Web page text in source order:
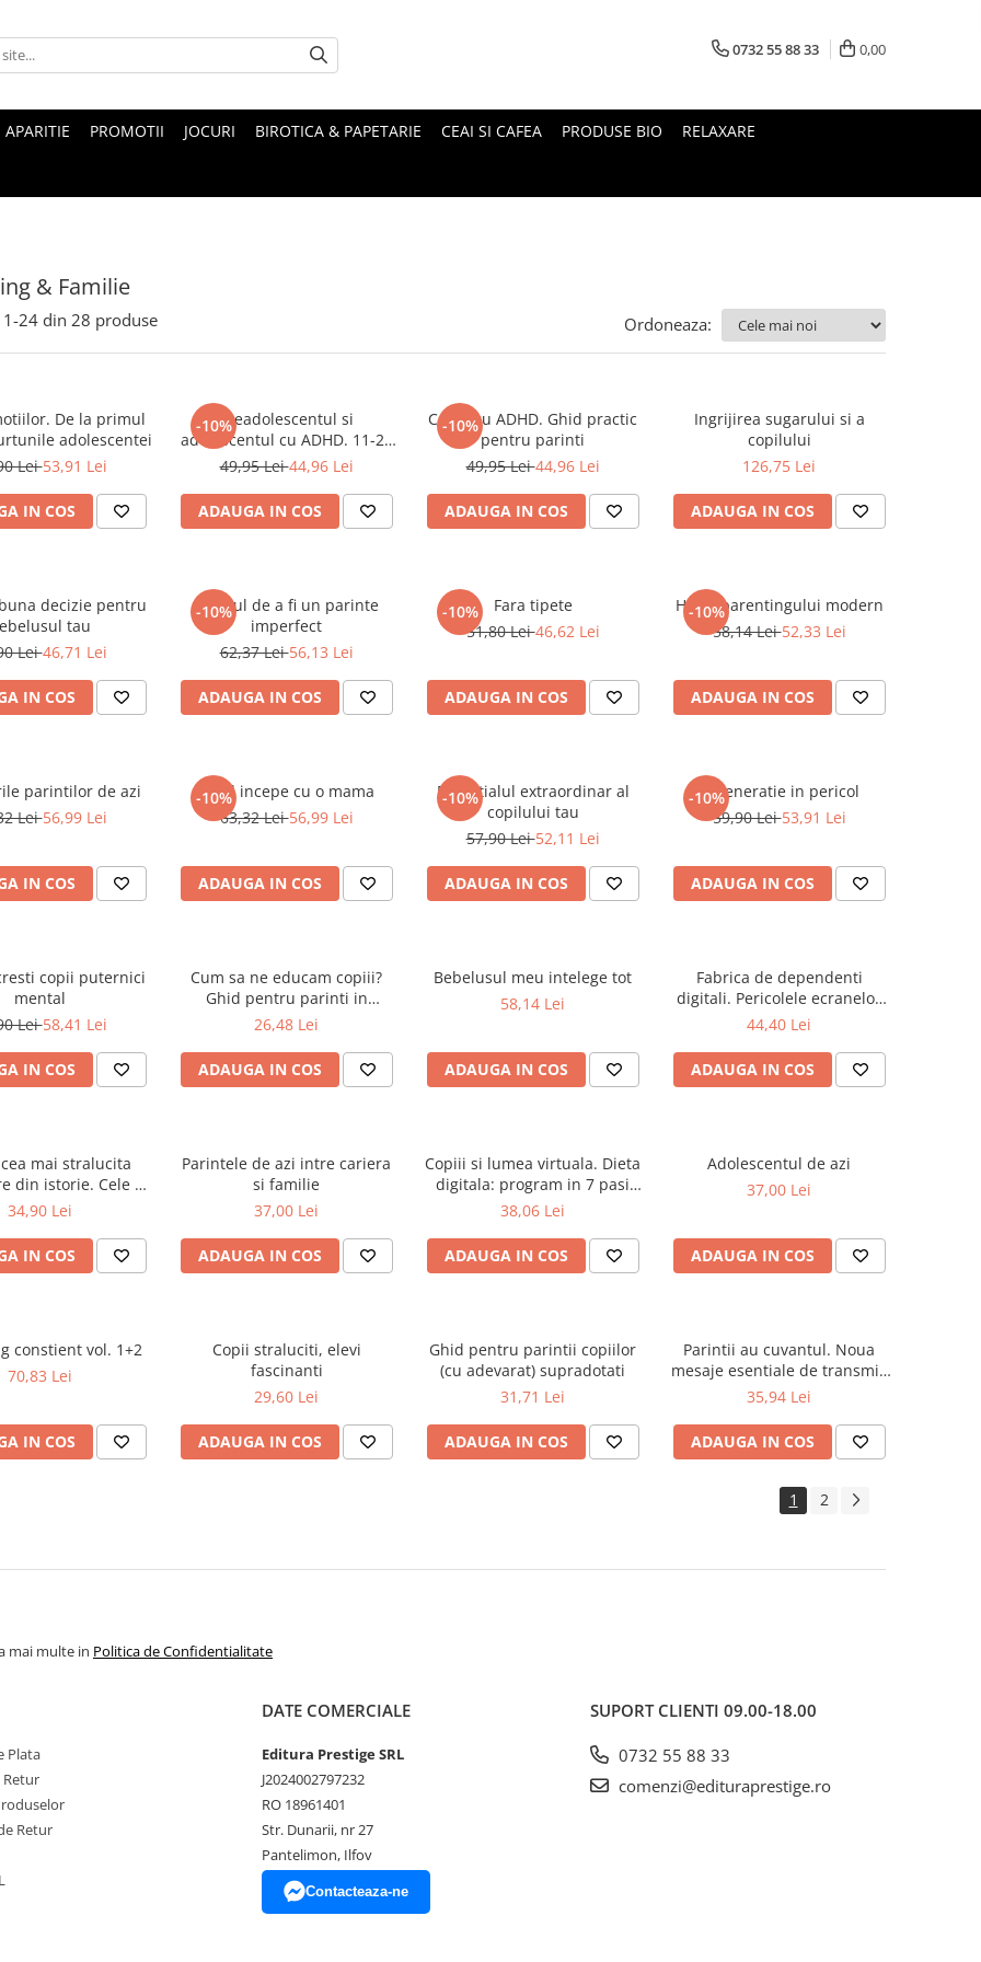
0732 55 88 33 0,00
PROMOTII JOCURI BIROTICA & PAPETARIE CEAI SI CAFEA PRODUSE BIO RELAXARE
& Familie
1-24 din 28 produse Ordoneaza:
De la primul
adolescentei
Lei53,91 Lei
IN COS
-10%Preadolescentul si
adolescentul cu ADHD. 11-25
ani: ghid practic pentru
49,95 Lei44,96 Lei
ADAUGA IN COS
-10%
Copiii cu ADHD. Ghid practic
pentru parinti
49,95 Lei44,96 Lei
ADAUGA IN COS
Ingrijirea sugarului si a
copilului
126,75 Lei
ADAUGA IN COS
decizie pentru
tau
Lei46,71 Lei
IN COS
-10%
Curajul de a fi un parinte
imperfect
62,37 Lei56,13 Lei
ADAUGA IN COS
-10%
Fara tipete
51,80 Lei46,62 Lei
ADAUGA IN COS
-10%
Harta parentingului modern
58,14 Lei52,33 Lei
ADAUGA IN COS
parintilor de azi
Lei56,99 Lei
IN COS
-10%
Totul incepe cu o mama
63,32 Lei56,99 Lei
ADAUGA IN COS
-10%
Potentialul extraordinar al
copilului tau
57,90 Lei52,11 Lei
ADAUGA IN COS
-10%
O generatie in pericol
59,90 Lei53,91 Lei
ADAUGA IN COS
copii puternici
mental
Lei58,41 Lei
IN COS
Cum sa ne educam copiii?
Ghid pentru parinti in
exercitiu
26,48 Lei
ADAUGA IN COS
Bebelusul meu intelege tot
58,14 Lei
ADAUGA IN COS
Fabrica de dependenti
digitali. Pericolele ecranelor
pentru copiii nostri
44,40 Lei
ADAUGA IN COS
mai stralucita
din istorie. Cele 10
pe care le-a folosit
Iisus
34,90 Lei
IN COS
Parintele de azi intre cariera
si familie
37,00 Lei
ADAUGA IN COS
Copiii si lumea virtuala. Dieta
digitala: program in 7 pasi
pentru vindecarea copilariei
mentale a familiei tale
38,06 Lei
ADAUGA IN COS
Adolescentul de azi
37,00 Lei
ADAUGA IN COS
constient vol. 1+2
70,83 Lei
IN COS
Copii straluciti, elevi
fascinanti
29,60 Lei
ADAUGA IN COS
Ghid pentru parintii copiilor
(cu adevarat) supradotati
31,71 Lei
ADAUGA IN COS
Parintii au cuvantul. Noua
mesaje esentiale de transmis
copiilor
35,94 Lei
ADAUGA IN COS
1 2
mai multe in Politica de Confidentialitate
Plata
Retur
Retur
DATE COMERCIALE
Editura Prestige SRL
J2024002797232
RO 18961401
Str. Dunarii, nr 27
Pantelimon, Ilfov
Contacteaza-ne
SUPORT CLIENTI 09.00-18.00
0732 55 88 33
comenzi@edituraprestige.ro